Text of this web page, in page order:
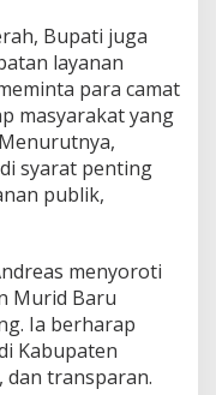
Bupati juga
layanan
para camat
masyarakat yang
syarat penting
publik,
menyoroti
Murid Baru
Ia berharap
Kabupaten
dan transparan.